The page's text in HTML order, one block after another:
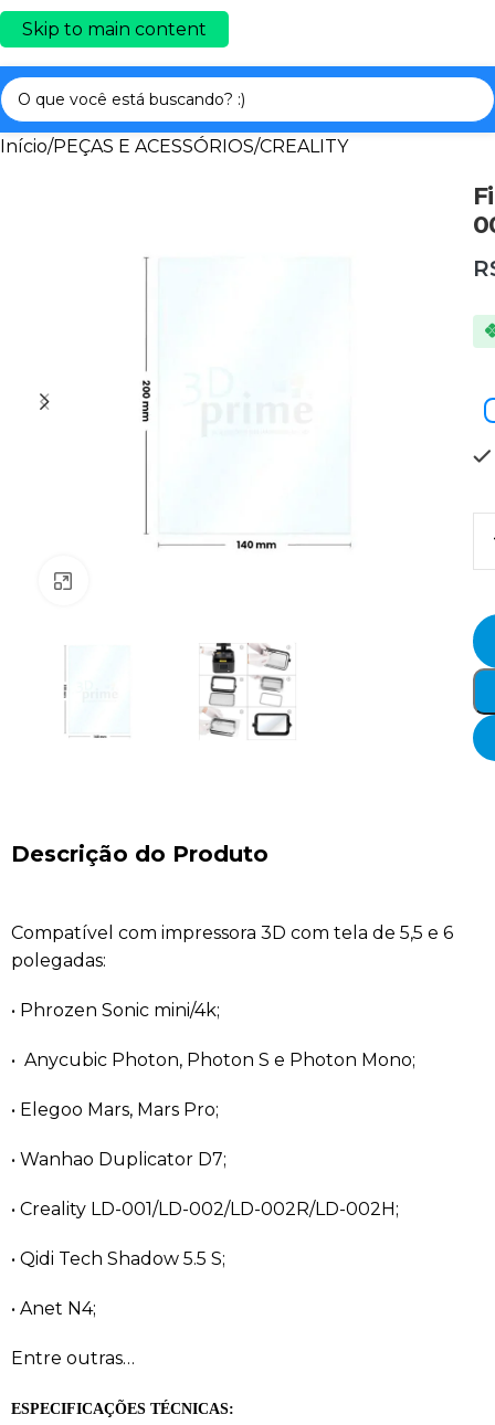
Skip to main content
Início/PEÇAS E ACESSÓRIOS/CREALITY
Descrição do Produto
Compatível com impressora 3D com tela de 5,5 e 6
polegadas:
• Phrozen Sonic mini/4k;
• Anycubic Photon, Photon S e Photon Mono;
• Elegoo Mars, Mars Pro;
• Wanhao Duplicator D7;
• Creality LD-001/LD-002/LD-002R/LD-002H;
• Qidi Tech Shadow 5.5 S;
• Anet N4;
Entre outras…
ESPECIFICAÇÕES TÉCNICAS: